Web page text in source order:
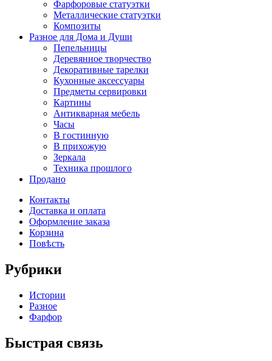
Фарфоровые статуэтки
Металлические статуэтки
Композиты
Разное для Дома и Души
Пепельницы
Деревянное творчество
Декоративные тарелки
Кухонные аксессуары
Предметы сервировки
Картины
Антикварная мебель
Часы
В гостинную
В прихожую
Зеркала
Техника прошлого
Продано
Контакты
Доставка и оплата
Оформление заказа
Корзина
Повѣсть
Рубрики
Истории
Разное
Фарфор
Быстрая связь